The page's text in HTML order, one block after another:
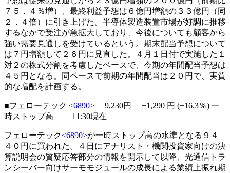
７５．４％増）、最終利益予想は６億円増額の３３億円（同
２．４倍）に引き上げた。半導体製造装置市場が好調に推移
するなかで受注が急拡大しており、今後についても顧客から
強い需要見通しを受けているという。期末配当予想について
は７円増額して２６円に見直した。４月１日付で実施した１
対２の株式分割を考慮したベースで、今期の年間配当予想は
４５円となる。同ベースで前期の年間配当は２０円で、実質
的な増配を計画する。
■フェローテック <6890> 9,230円 +1,290 円 (+16.3％) 一
時ストップ高 11:30現在
フェローテック<6890>が一時ストップ高の水準となる９４
４０円に買われた。４日にアナリスト・機関投資家向けの決
算説明会の質疑応答部分の情報を開示して以降、光通信トラ
ンシーバー向けサーモモジュールの成長による業績上振れ期